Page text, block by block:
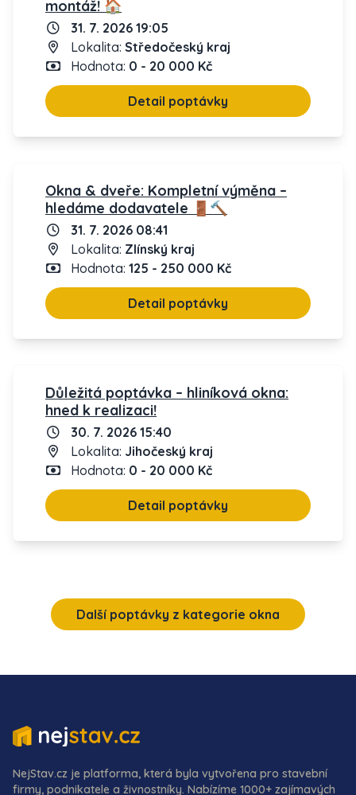
montáž! 🏠
31. 7. 2026 19:05
Lokalita: Středočeský kraj
Hodnota: 0 - 20 000 Kč
Detail poptávky
Okna & dveře: Kompletní výměna –
hledáme dodavatele 🚪🔨
31. 7. 2026 08:41
Lokalita: Zlínský kraj
Hodnota: 125 - 250 000 Kč
Detail poptávky
Důležitá poptávka – hliníková okna:
hned k realizaci!
30. 7. 2026 15:40
Lokalita: Jihočeský kraj
Hodnota: 0 - 20 000 Kč
Detail poptávky
Další poptávky z kategorie okna
NejStav.cz je platforma, která byla vytvořena pro stavební
firmy, podnikatele a živnostníky. Nabízíme 1000+ zajímavých